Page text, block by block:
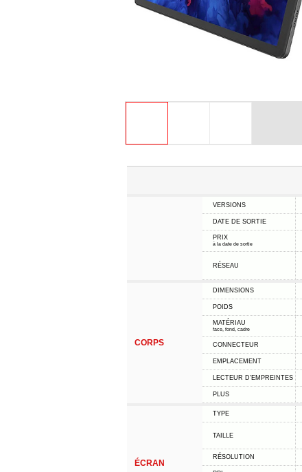
VERSIONS
DATE DE SORTIE
PRIX
à la date de sortie
RÉSEAU
CORPS
DIMENSIONS
POIDS
MATÉRIAU
face, fond, cadre
CONNECTEUR
EMPLACEMENT
LECTEUR D'EMPREINTES
PLUS
ÉCRAN
TYPE
TAILLE
RÉSOLUTION